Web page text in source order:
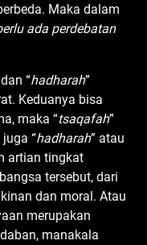
Maka dalam
ada perdebatan
“hadharah”
Keduanya bisa
maka “tsaqafah”
“hadharah” atau
artian tingkat
tersebut, dari
dan moral. Atau
merupakan
manakala